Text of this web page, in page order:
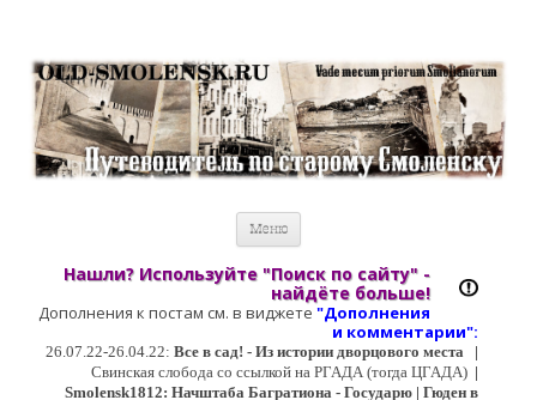
открытки, карты …
Меню
Нашли? Используйте "Поиск по сайту" -
найдёте больше!
Дополнения к постам см. в виджете "Дополнения
и комментарии":
26.07.22-26.04.22: Все в сад! - Из истории дворцового места
|
Свинская слобода со ссылкой на РГАДА (тогда ЦГАДА) |
Smolensk1812: Начштаба Багратиона - Государю | Гюден в